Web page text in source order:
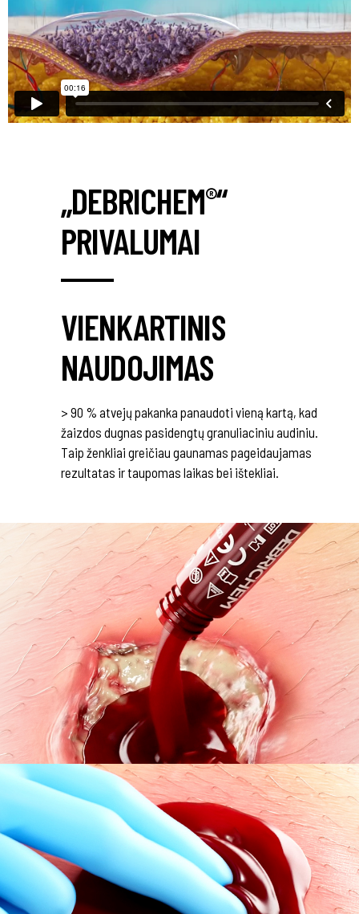
„DEBRICHEM®“
PRIVALUMAI
VIENKARTINIS
NAUDOJIMAS
> 90 % atvejų pakanka panaudoti vieną kartą, kad
žaizdos dugnas pasidengtų granuliaciniu audiniu.
Taip ženkliai greičiau gaunamas pageidaujamas
rezultatas ir taupomas laikas bei ištekliai.